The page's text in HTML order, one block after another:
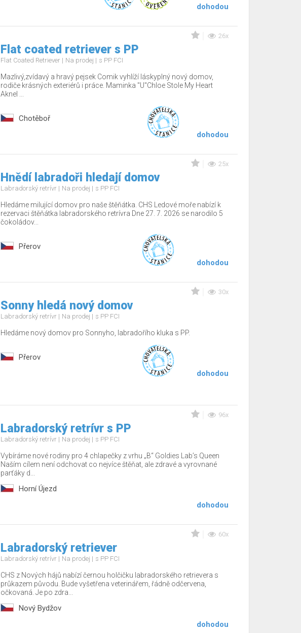
dohodou
26x
Flat coated retriever s PP
Flat Coated Retriever Na prodej s PP FCI
Mazlivý,zvídavý a hravý pejsek Comik vyhlíží láskyplný nový domov,
rodiče krásných exteriérů i práce. Maminka "U"Chloe Stole My Heart
Aknel ...
Chotěboř
dohodou
25x
Hnědí labradoři hledají domov
Labradorský retrívr Na prodej s PP FCI
Hledáme milující domov pro naše štěňátka. CHS Ledové moře nabízí k
rezervaci štěňátka labradorského retrívra Dne 27. 7. 2026 se narodilo 5
čokoládov...
Přerov
dohodou
30x
Sonny hledá nový domov
Labradorský retrívr Na prodej s PP FCI
Hledáme nový domov pro Sonnyho, labradořího kluka s PP.
Přerov
dohodou
96x
Labradorský retrívr s PP
Labradorský retrívr Na prodej s PP FCI
Vybíráme nové rodiny pro 4 chlapečky z vrhu „B“ Goldies Lab’s Queen
Naším cílem není odchovat co nejvíce štěňat, ale zdravé a vyrovnané
parťáky d...
Horní Újezd
dohodou
60x
Labradorský retriever
Labradorský retrívr Na prodej s PP FCI
CHS z Nových hájů nabízí černou holčičku labradorského retrievera s
průkazem původu. Bude vyšetřena veterinářem, řádně odčervena,
očkovaná. Je po zdra...
Nový Bydžov
dohodou